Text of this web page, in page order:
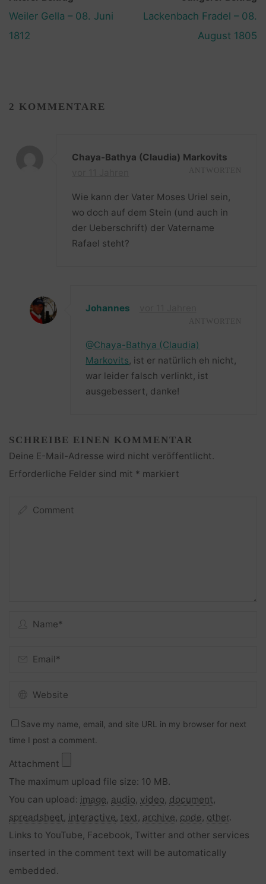
Weiler Gella – 08. Juni
1812
Lackenbach Fradel – 08.
August 1805
2 KOMMENTARE
Chaya-Bathya (Claudia) Markovits
Wie kann der Vater Moses Uriel sein,
wo doch auf dem Stein (und auch in
der Ueberschrift) der Vatername
Rafael steht?
Johannes
@Chaya-Bathya (Claudia)
Markovits, ist er natürlich eh nicht,
war leider falsch verlinkt, ist
ausgebessert, danke!
SCHREIBE EINEN KOMMENTAR
Deine E-Mail-Adresse wird nicht veröffentlicht.
Erforderliche Felder sind mit * markiert
Save my name, email, and site URL in my browser for next
time I post a comment.
Attachment
The maximum upload file size: 10 MB.
You can upload: image, audio, video, document,
spreadsheet, interactive, text, archive, code, other.
Links to YouTube, Facebook, Twitter and other services
inserted in the comment text will be automatically
embedded.